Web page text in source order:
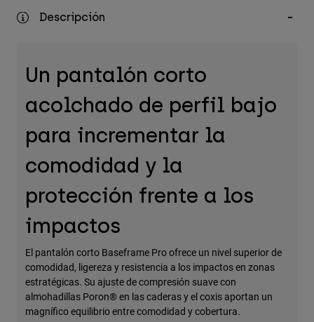
Accesorios
Gorras y Gorros
Ver todo
Descripción
Un pantalón corto
acolchado de perfil bajo
para incrementar la
comodidad y la
protección frente a los
impactos
El pantalón corto Baseframe Pro ofrece un nivel superior de
comodidad, ligereza y resistencia a los impactos en zonas
estratégicas. Su ajuste de compresión suave con
almohadillas Poron® en las caderas y el coxis aportan un
magnífico equilibrio entre comodidad y cobertura.